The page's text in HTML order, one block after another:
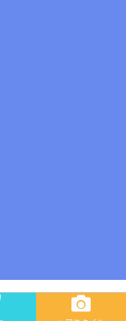
の解決方法ブログ, 2026 All